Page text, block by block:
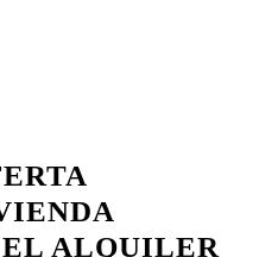
ALQUILER